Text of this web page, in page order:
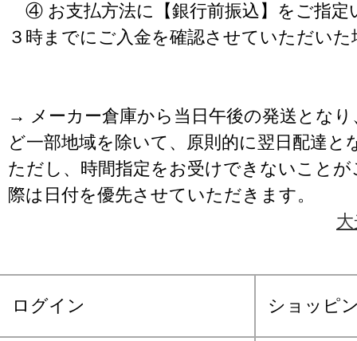
④ お支払方法に【銀行前振込】をご指定
３時までにご入金を確認させていただいた
→ メーカー倉庫から当日午後の発送となり
ど一部地域を除いて、原則的に翌日配達と
ただし、時間指定をお受けできないこと
際は日付を優先させていただきます。
ログイン ショッピ